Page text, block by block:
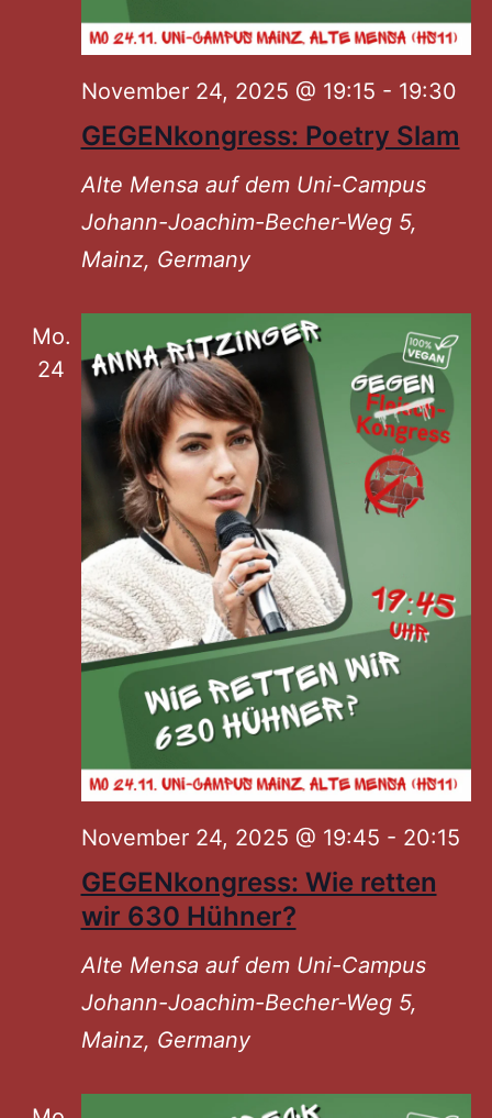
GEGENkongress: Poetry Slam
November 24, 2025 @ 19:15 - 19:30
Alte Mensa auf dem Uni-Campus
Johann-Joachim-Becher-Weg 5,
Mainz, Germany
Mo.
24
GEGENkongress: Wie retten
wir 630 Hühner?
November 24, 2025 @ 19:45 - 20:15
Alte Mensa auf dem Uni-Campus
Johann-Joachim-Becher-Weg 5,
Mainz, Germany